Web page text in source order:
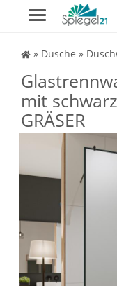
Spiegel Shop
» Dusche »
mit
GRÄSER